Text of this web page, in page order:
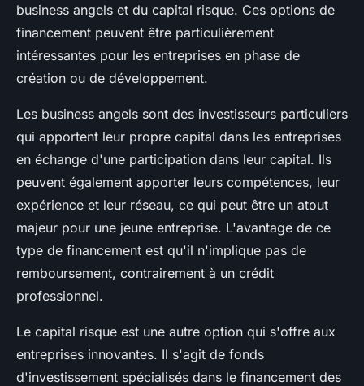
business angels et du capital risque. Ces options de
financement peuvent être particulièrement
intéressantes pour les entreprises en phase de
création ou de développement.
Les business angels sont des investisseurs particuliers
qui apportent leur propre capital dans les entreprises
en échange d'une participation dans leur capital. Ils
peuvent également apporter leurs compétences, leur
expérience et leur réseau, ce qui peut être un atout
majeur pour une jeune entreprise. L'avantage de ce
type de financement est qu'il n'implique pas de
remboursement, contrairement à un crédit
professionnel.
Le capital risque est une autre option qui s'offre aux
entreprises innovantes. Il s'agit de fonds
d'investissement spécialisés dans le financement des